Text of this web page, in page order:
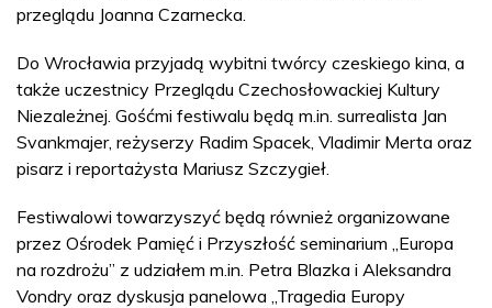
przeglądu Joanna Czarnecka.
Do Wrocławia przyjadą wybitni twórcy czeskiego kina, a
także uczestnicy Przeglądu Czechosłowackiej Kultury
Niezależnej. Gośćmi festiwalu będą m.in. surrealista Jan
Svankmajer, reżyserzy Radim Spacek, Vladimir Merta oraz
pisarz i reportażysta Mariusz Szczygieł.
Festiwalowi towarzyszyć będą również organizowane
przez Ośrodek Pamięć i Przyszłość seminarium „Europa
na rozdrożu” z udziałem m.in. Petra Blazka i Aleksandra
Vondry oraz dyskusja panelowa „Tragedia Europy